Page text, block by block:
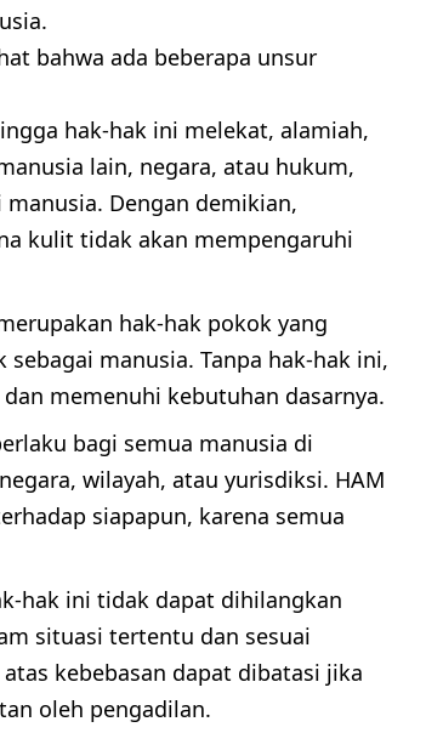
bahwa ada beberapa unsur
hak-hak ini melekat, alamiah,
lain, negara, atau hukum,
Dengan demikian,
kulit tidak akan mempengaruhi
hak-hak pokok yang
manusia. Tanpa hak-hak ini,
memenuhi kebutuhan dasarnya.
bagi semua manusia di
wilayah, atau yurisdiksi. HAM
siapapun, karena semua
hak ini tidak dapat dihilangkan
situasi tertentu dan sesuai
kebebasan dapat dibatasi jika
oleh pengadilan.